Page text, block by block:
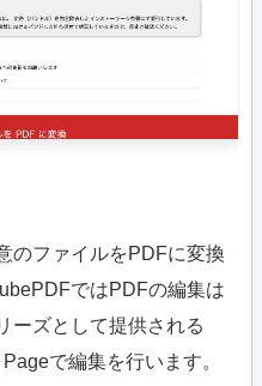
のファイルをPDFに変換
ではPDFの編集は
ーズとして提供される
で編集を行います。